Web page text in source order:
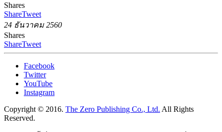
Shares
ShareTweet
24 ธันวาคม 2560
Shares
ShareTweet
Facebook
Twitter
YouTube
Instagram
Copyright © 2016. The Zero Publishing Co., Ltd. All Rights
Reserved.